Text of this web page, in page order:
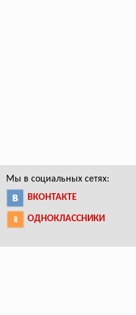
Мы в социальных сетях:
ВКОНТАКТЕ
ОДНОКЛАССНИКИ